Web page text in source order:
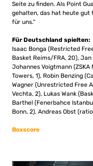
Seite zu finden. Als Point
gehalten, das hat heute gut
für uns.“
Für Deutschland spielten:
Isaac Bonga (Restricted
Basket Reims/FRA, 20), Jan
Johannes Voigtmann
Towers, 1), Robin Benzing
Wagner (Unrestricted Free
Vechta, 2), Lukas Wank
Barthel (Fenerbahce
Bonn, 2), Andreas Obst
Boxscore